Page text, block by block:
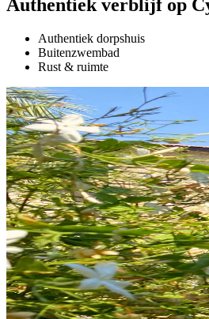
Authentiek verblijf op
Authentiek dorpshuis
Buitenzwembad
Rust & ruimte